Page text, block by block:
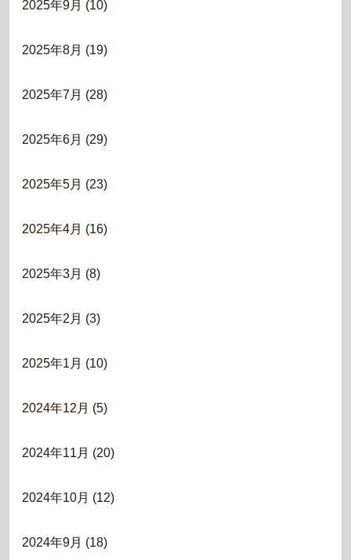
2025年9月 (10)
2025年8月 (19)
2025年7月 (28)
2025年6月 (29)
2025年5月 (23)
2025年4月 (16)
2025年3月 (8)
2025年2月 (3)
2025年1月 (10)
2024年12月 (5)
2024年11月 (20)
2024年10月 (12)
2024年9月 (18)